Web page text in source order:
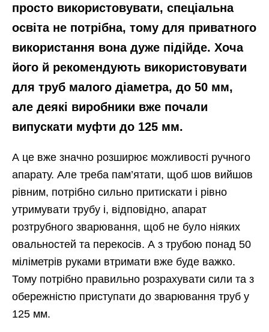
просто використовувати, спеціальна
освіта не потрібна, тому для приватного
використання вона дуже підійде. Хоча
його й рекомендують використовувати
для труб малого діаметра, до 50 мм,
але деякі виробники вже почали
випускати муфти до 125 мм.
А це вже значно розширює можливості ручного
апарату. Але треба пам’ятати, щоб шов вийшов
рівним, потрібно сильно притискати і рівно
утримувати трубу і, відповідно, апарат
розтрубного зварювання, щоб не було ніяких
овальностей та перекосів. А з трубою понад 50
міліметрів руками втримати вже буде важко.
Тому потрібно правильно розрахувати сили та з
обережністю приступати до зварювання труб у
125 мм.